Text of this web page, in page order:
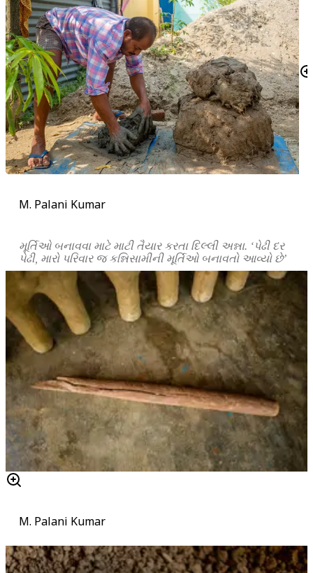
M. Palani Kumar
મૂર્તિઓ બનાવવા માટે માટી તૈયાર કરતા દિલ્લી અન્ના. ‘પેઢી દર
પેઢી, મારો પરિવાર જ કન્નિસામીની મૂર્તિઓ બનાવતો આવ્યો છે’
M. Palani Kumar